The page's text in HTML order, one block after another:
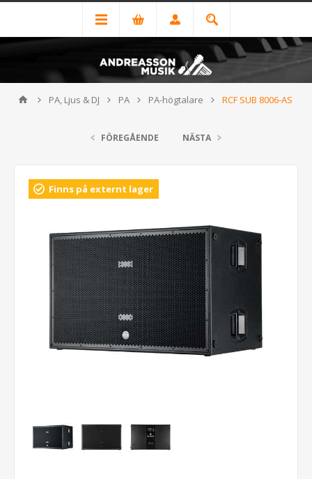
PA, Ljus & DJ PA PA-högtalare RCF SUB 8006-AS
FÖREGÅENDE NÄSTA
Finns på externt lager